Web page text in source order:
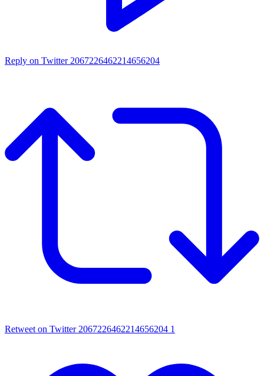
Reply on Twitter 2067226462214656204
Retweet on Twitter 2067226462214656204 1